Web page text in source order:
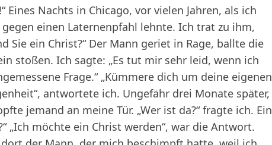
Nachts in Chicago, vor vielen Jahren, als ich
einen Laternenpfahl lehnte. Ich trat zu ihm,
Sie ein Christ?“ Der Mann geriet in Rage, ballte die
stoßen. Ich sagte: „Es tut mir sehr leid, wenn ich
Frage.“ „Kümmere dich um deine eigenen
antwortete ich. Ungefähr drei Monate später,
jemand an meine Tür. „Wer ist da?“ fragte ich. Ein
„Ich möchte ein Christ werden“, war die Antwort.